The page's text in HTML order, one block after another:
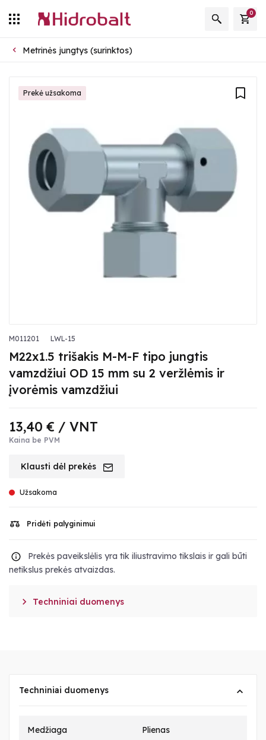
0
Metrinės jungtys (surinktos)
Prekė užsakoma
M011201 LWL-15
M22x1.5 trišakis M-M-F tipo jungtis
vamzdžiui OD 15 mm su 2 veržlėmis ir
įvorėmis vamzdžiui
13,40 € / VNT
Kaina be PVM
Klausti dėl prekės
Užsakoma
Pridėti palyginimui
Prekės paveikslėlis yra tik iliustravimo tikslais ir gali būti
netikslus prekės atvaizdas.
 Techniniai duomenys
Techniniai duomenys
Medžiaga Plienas